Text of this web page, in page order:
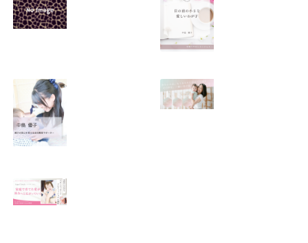
2026.01.11 2026.01.08
りますように
2026.01.06